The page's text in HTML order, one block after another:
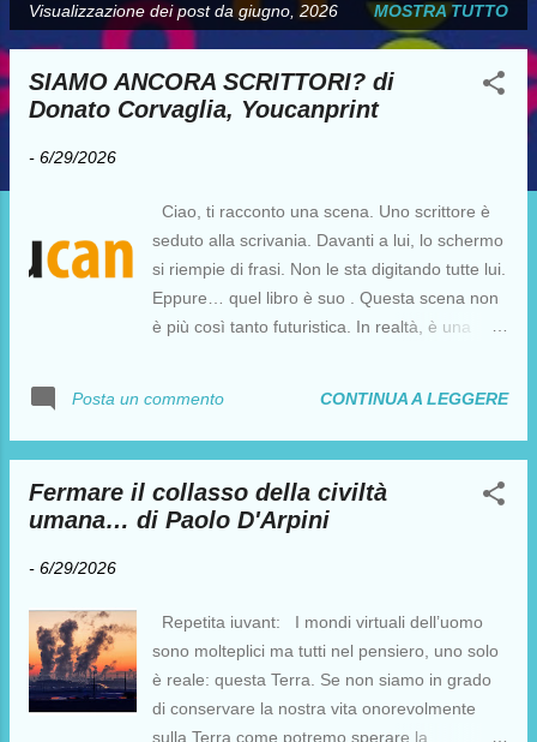
P
o
Visualizzazione dei post da giugno, 2026 MOSTRA TUTTO
SIAMO ANCORA SCRITTORI? di
Donato Corvaglia, Youcanprint
- 6/29/2026
Ciao, ti racconto una scena. Uno scrittore è
seduto alla scrivania. Davanti a lui, lo schermo
si riempie di frasi. Non le sta digitando tutte lui.
Eppure… quel libro è suo . Questa scena non
è più così tanto futuristica. In realtà, è una
nominare: Distant Writing . Prima di
video che parla proprio di questo tema nel
dettaglio. Te lo lascio qui: Non è l’AI il punto,
attorno alla stessa domanda: “L’AI scriverà al
posto nostro?” Ma è una domanda sbagliata,
o meglio: è una domanda incompleta. La vera
domanda è un’altra: Che cosa significa essere
autore oggi? Il concetto di Distant Writing ,
Posta un commento CONTINUA A LEGGERE
Fermare il collasso della civiltà
umana… di Paolo D'Arpini
- 6/29/2026
Repetita iuvant: I mondi virtuali dell’uomo
sono molteplici ma tutti nel pensiero, uno solo
è reale: questa Terra. Se non siamo in grado
di conservare la nostra vita onorevolmente
sulla Terra come potremo sperare la